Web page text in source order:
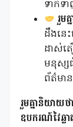
ទាក់
រួម
ដឹងនេ
ដាស់ត
មនុស្ស
ព័ត៌មាន
រួមគ្នានិយាយថ
ឧបករណ៍វៃឆ្ល